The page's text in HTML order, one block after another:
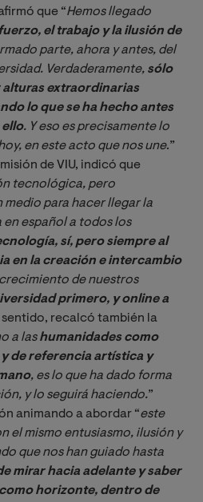
que “Hemos llegado
el trabajo y la ilusión de
parte, ahora y antes, del
Verdaderamente, sólo
extraordinarias
lo que se ha hecho antes
. Y eso es precisamente lo
en este acto que nos une.”
de VIU, indicó que
tecnológica, pero
para hacer llegar la
español a todos los
sí, pero siempre al
en la creación e intercambio
de nuestros
primero, y online a
sentido, recalcó también la
a las humanidades como
de referencia artística y
, es lo que ha dado forma
y lo seguirá haciendo.”
animando a abordar “este
el mismo entusiasmo, ilusión y
que nos han guiado hasta
mirar hacia adelante y saber
horizonte, dentro de